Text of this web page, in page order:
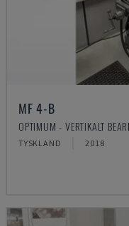
MF 4-B
OPTIMUM - VERTIKALT
TYSKLAND 2018